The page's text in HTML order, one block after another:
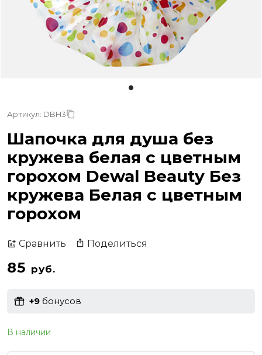
Артикул: DBH3
Шапочка для душа без
кружева белая с цветным
горохом Dewal Beauty Без
кружева Белая с цветным
горохом
Сравнить Поделиться
85 руб.
+9 бонусов
В наличии